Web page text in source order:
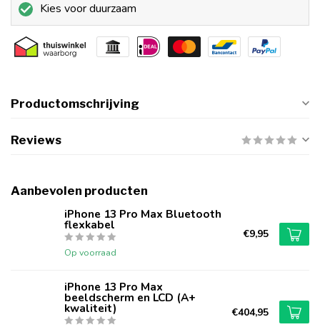
Kies voor duurzaam
Productomschrijving
Reviews
Aanbevolen producten
iPhone 13 Pro Max Bluetooth
flexkabel
Op voorraad
€9,95
iPhone 13 Pro Max
beeldscherm en LCD (A+
kwaliteit) €404,95